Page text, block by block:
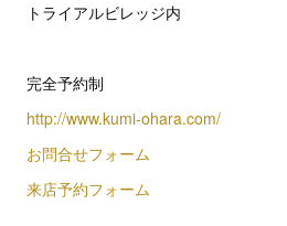
トライアルビレッジ内
完全予約制
http://www.kumi-ohara.com/
お問合せフォーム
来店予約フォーム